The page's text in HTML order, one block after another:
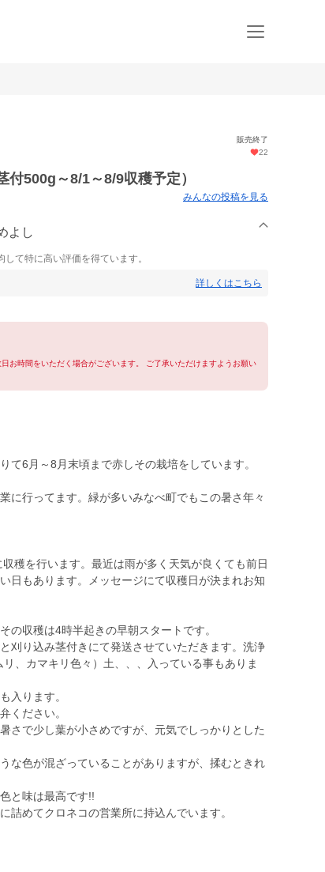
販売終了
22
付500g～8/1～8/9収穫予定）
みんなの投稿を見る
よし
て特に高い評価を得ています。
詳しくはこちら
お時間をいただく場合がございます。 ご了承いただけますようお願い
て6月～8月末頃まで赤しその栽培をしています。
に行ってます。緑が多いみなべ町でもこの暑さ年々
穫を行います。最近は雨が多く天気が良くても前日
日もあります。メッセージにて収穫日が決まれお知
の収穫は4時半起きの早朝スタートです。
刈り込み茎付きにて発送させていただきます。洗浄
、カマキリ色々）土、、、入っている事もありま
入ります。
ください。
さで少し葉が小さめですが、元気でしっかりとした
な色が混ざっていることがありますが、揉むときれ
と味は最高です!!
詰めてクロネコの営業所に持込んでいます。